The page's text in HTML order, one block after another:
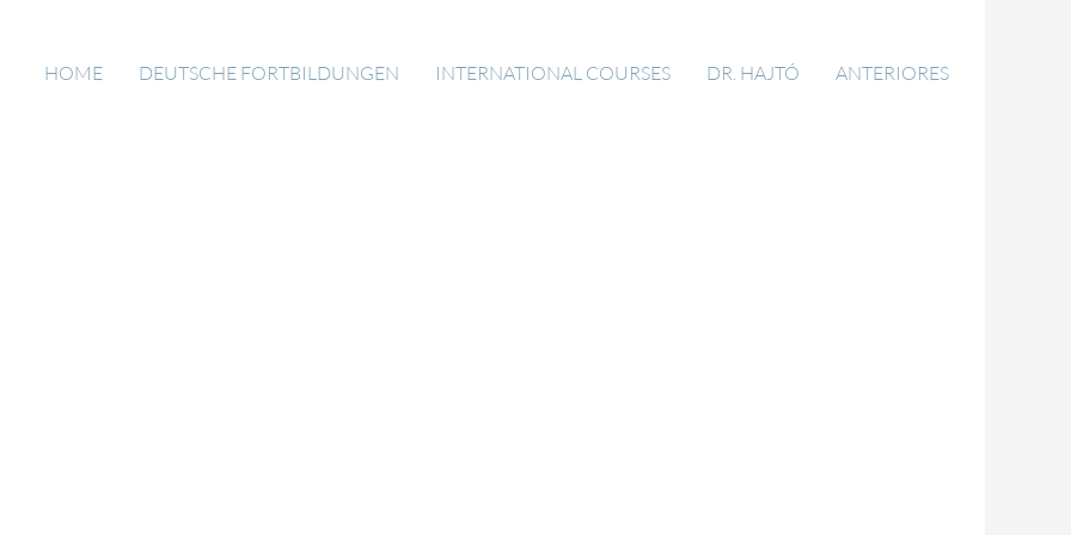
HOME DEUTSCHE FORTBILDUNGEN INTERNATIONAL COURSES DR. HAJTÓ ANTERIORES